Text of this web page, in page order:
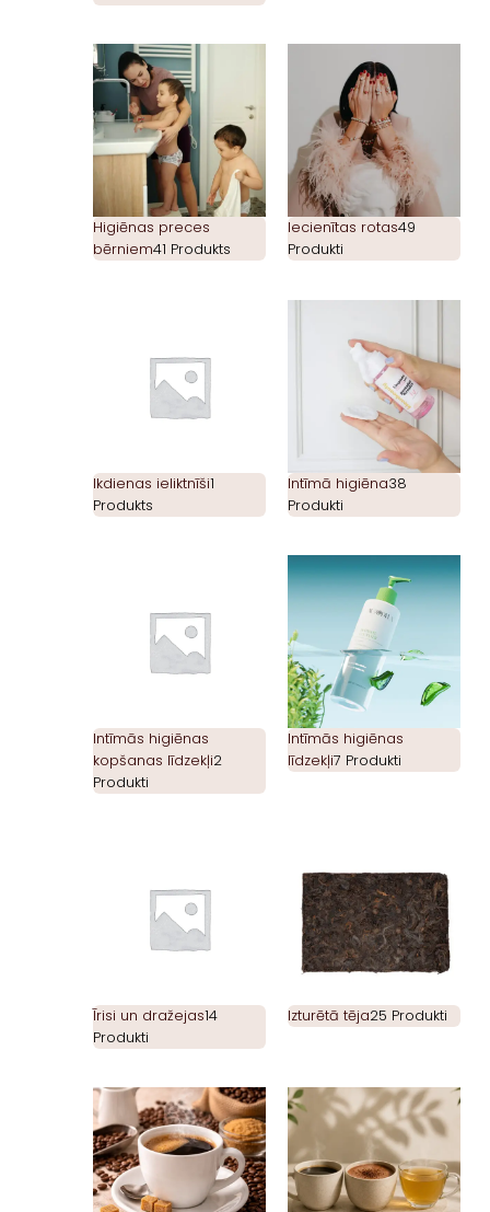
Higiēnas preces
bērniem41 Produkts
Iecienītas rotas49
Produkti
Ikdienas ieliktnīši1
Produkts
Intīmā higiēna38
Produkti
Intīmās higiēnas
kopšanas līdzekļi2
Produkti
Intīmās higiēnas
līdzekļi7 Produkti
Īrisi un dražejas14
Produkti
Izturētā tēja25 Produkti